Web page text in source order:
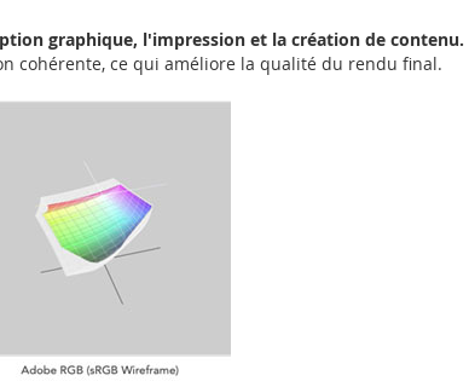
graphique, l'impression et la création de contenu.
cohérente, ce qui améliore la qualité du rendu final.